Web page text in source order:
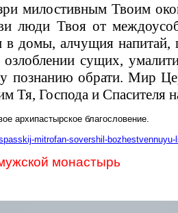
милостивным Твоим
люди Твоя от
домы, алчущия напитай,
сущих,
познанию обрати. Мир
Тя, Господа и Спасителя
архипастырское благословение.
mitrofan-sovershil-
монастырь